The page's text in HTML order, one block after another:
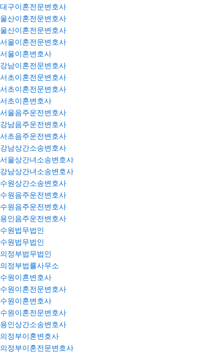
대구이혼전문변호사
울산이혼전문변호사
울산이혼전문변호사
서울이혼전문변호사
서울이혼변호사
강남이혼전문변호사
서초이혼전문변호사
서초이혼전문변호사
서초이혼변호사
서울음주운전변호사
강남음주운전변호사
서초음주운전변호사
강남상간소송변호사
서울상간녀소송변호사
강남상간녀소송변호사
수원상간소송변호사
수원음주운전변호사
수원음주운전변호사
용인음주운전변호사
수원법무법인
수원법무법인
의정부법무법인
의정부법률사무소
수원이혼변호사
수원이혼전문변호사
수원이혼변호사
수원이혼전문변호사
용인상간소송변호사
의정부이혼변호사
의정부이혼전문변호사